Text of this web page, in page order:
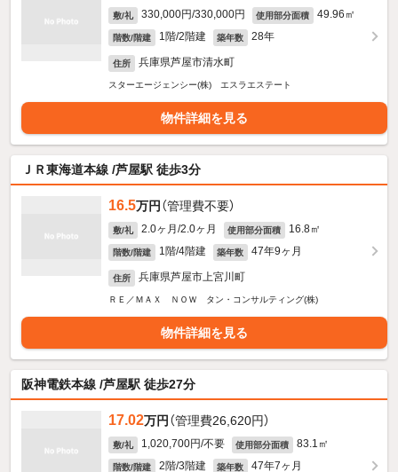
敷/礼 330,000円/330,000円 使用部分面積 49.96㎡
階数/階建 1階/2階建 築年数 28年
住所 兵庫県芦屋市清水町
スターエージェンシー(株) エスラエステート
物件詳細を見る
ＪＲ東海道本線 /芦屋駅 徒歩3分
16.5万円 （管理費不要）
敷/礼 2.0ヶ月/2.0ヶ月 使用部分面積 16.8㎡
階数/階建 1階/4階建 築年数 47年9ヶ月
住所 兵庫県芦屋市上宮川町
ＲＥ／ＭＡＸ ＮＯＷ タン・コンサルティング(株)
物件詳細を見る
阪神電鉄本線 /芦屋駅 徒歩27分
17.02万円 （管理費26,620円）
敷/礼 1,020,700円/不要 使用部分面積 83.1㎡
階数/階建 2階/3階建 築年数 47年7ヶ月